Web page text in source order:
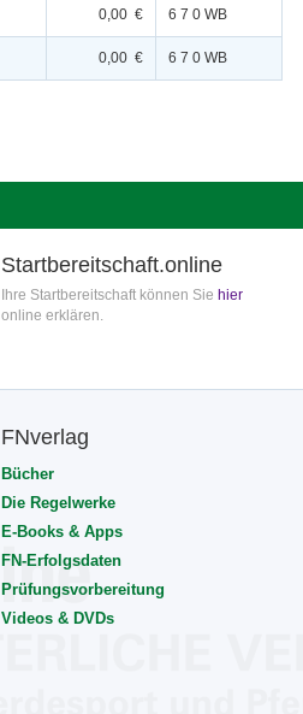
0,00 € 6 7 0 WB
0,00 € 6 7 0 WB
Startbereitschaft.online
Ihre Startbereitschaft können Sie hier
online erklären.
FNverlag
Bücher
Die Regelwerke
E-Books & Apps
FN-Erfolgsdaten
Prüfungsvorbereitung
Videos & DVDs